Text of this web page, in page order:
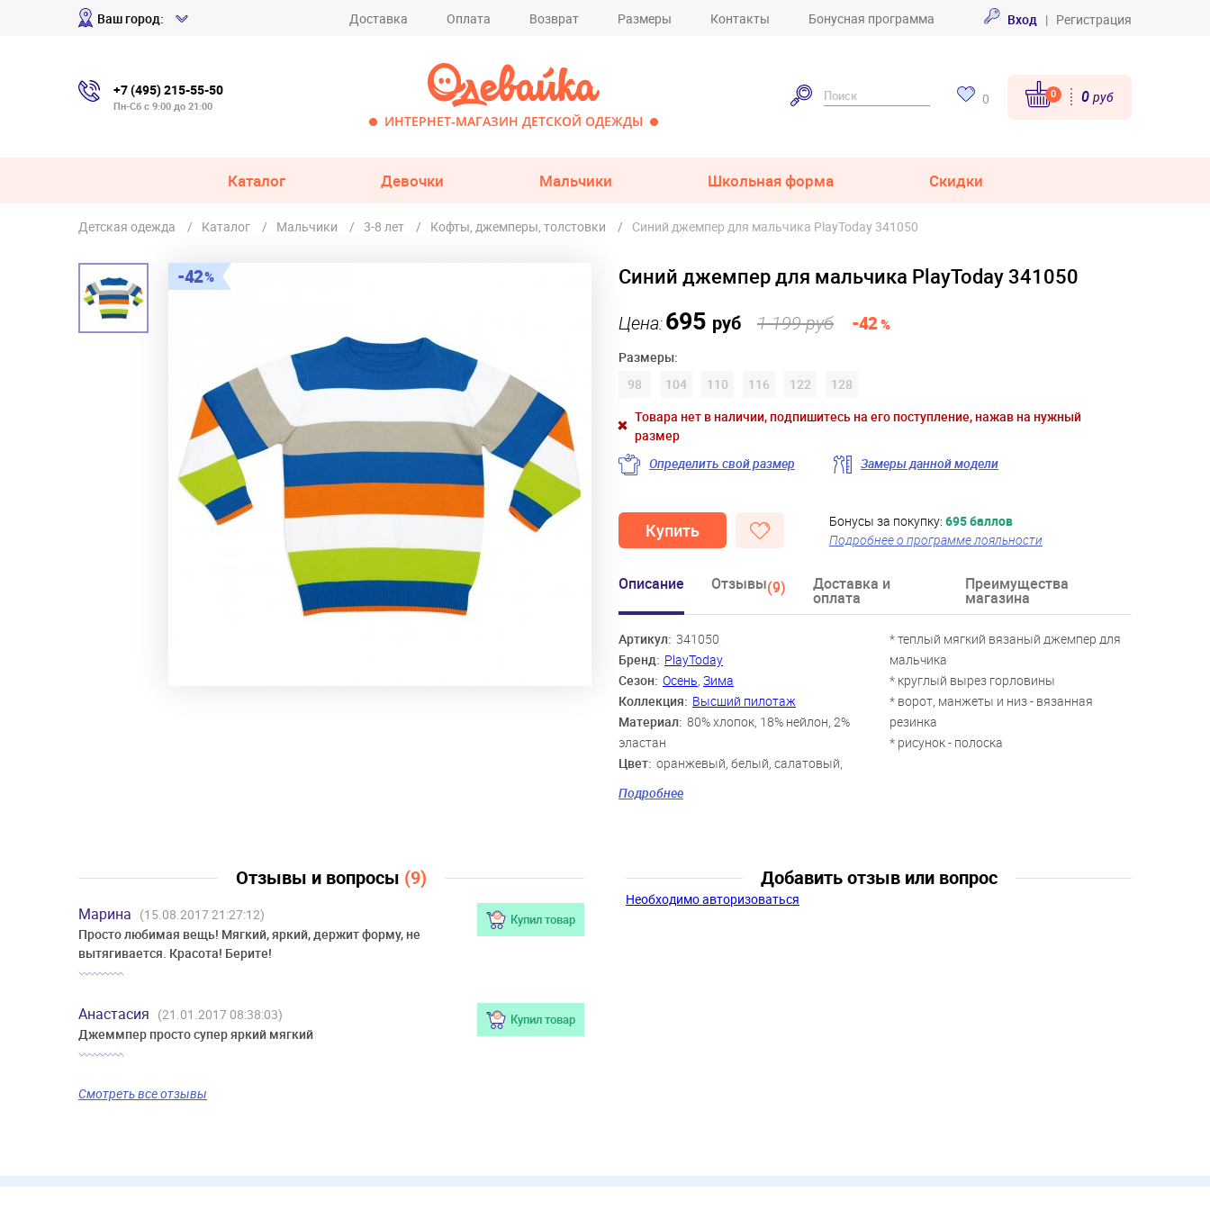
Ваш город: Доставка Оплата Возврат Размеры Контакты Бонусная программа Вход | Регистрация
+7 (495) 215-55-50
Пн-Сб с 9:00 до 21:00
ИНТЕРНЕТ-МАГАЗИН ДЕТСКОЙ ОДЕЖДЫ
0 0 0 руб
Каталог Девочки Мальчики Школьная форма Скидки
Детская одежда Каталог Мальчики 3-8 лет Кофты, джемперы, толстовки Синий джемпер для мальчика PlayToday 341050
42 Синий джемпер для мальчика PlayToday 341050
Цена:695 руб 1 199 руб -42%
Размеры:
98
104 110 116 122
128
Товара нет в наличии, подпишитесь на его поступление, нажав на нужный
размер
Определить свой размер
Замеры данной модели
Бонусы за покупку: 695 баллов
Подробнее о программе лояльности
Купить
Описание Отзывы(9) Доставка и
оплата
Преимущества
магазина
Артикул: 341050
Бренд: PlayToday
Сезон: Осень, Зима
Коллекция: Высший пилотаж
Материал: 80% хлопок, 18% нейлон, 2%
эластан
Цвет: оранжевый, белый, салатовый,
синий, хаки
Скидка: 42%
Подробнее
* теплый мягкий вязаный джемпер для
мальчика
* круглый вырез горловины
* ворот, манжеты и низ - вязанная
резинка
* рисунок - полоска
Отзывы и вопросы (9)
Марина Купил товар
(15.08.2017 21:27:12)
Просто любимая вещь! Мягкий, яркий, держит форму, не
вытягивается. Красота! Берите!
Анастасия Купил товар
(21.01.2017 08:38:03)
Джеммпер просто супер яркий мягкий
Смотреть все отзывы
Добавить отзыв или вопрос
Необходимо авторизоваться